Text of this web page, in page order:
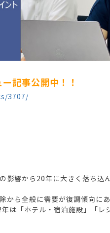
記事公開中！！
3707/
影響から20年に大きく落ち込
ら全般に需要が復調傾向に
は「ホテル・宿泊施設」「